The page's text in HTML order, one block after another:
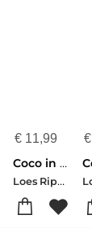
€ 11,99
Coco in de wei
Loes Riphagen
€